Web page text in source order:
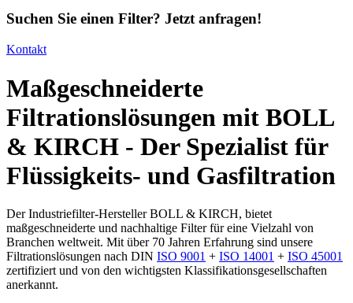
Suchen Sie einen Filter? Jetzt anfragen!
Kontakt
Maßgeschneiderte
Filtrationslösungen mit BOLL
& KIRCH - Der Spezialist für
Flüssigkeits- und Gasfiltration
Der Industriefilter-Hersteller BOLL & KIRCH, bietet
maßgeschneiderte und nachhaltige Filter für eine Vielzahl von
Branchen weltweit. Mit über 70 Jahren Erfahrung sind unsere
Filtrationslösungen nach DIN ISO 9001 + ISO 14001 + ISO 45001
zertifiziert und von den wichtigsten Klassifikationsgesellschaften
anerkannt.